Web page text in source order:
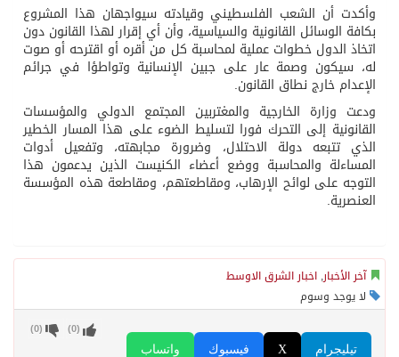
وأكدت أن الشعب الفلسطيني وقيادته سيواجهان هذا المشروع
بكافة الوسائل القانونية والسياسية، وأن أي إقرار لهذا القانون دون
اتخاذ الدول خطوات عملية لمحاسبة كل من أقره أو اقترحه أو صوت
له، سيكون وصمة عار على جبين الإنسانية وتواطؤا في جرائم
الإعدام خارج نطاق القانون.
ودعت وزارة الخارجية والمغتربين المجتمع الدولي والمؤسسات
القانونية إلى التحرك فورا لتسليط الضوء على هذا المسار الخطير
الذي تتبعه دولة الاحتلال، وضرورة مجابهته، وتفعيل أدوات
المساءلة والمحاسبة ووضع أعضاء الكنيست الذين يدعمون هذا
التوجه على لوائح الإرهاب، ومقاطعتهم، ومقاطعة هذه المؤسسة
العنصرية.
آخر الأخبار, اخبار الشرق الاوسط
لا يوجد وسوم
واتساب فيسبوك X تيليجرام
(
0
) (
0
)